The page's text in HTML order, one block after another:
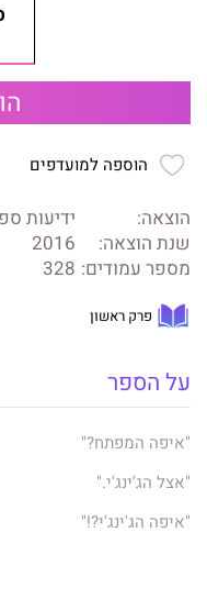
הוספה למועדפים
הוצאה:
ידיעות
שנת הוצאה:
2016
מספר עמודים: 328
פרק ראשון
על הספר
"איפה המפתח?"
"אצל הג'ינג'י."
"איפה הג'ינג'י?!"
איננו. הוא הלך. עם